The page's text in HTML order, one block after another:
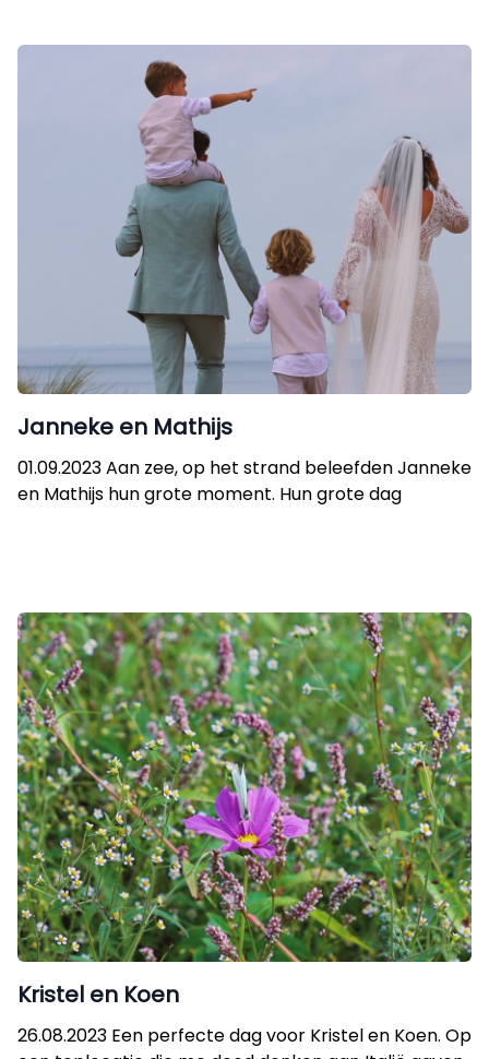
Janneke en Mathijs
01.09.2023 Aan zee, op het strand beleefden Janneke
en Mathijs hun grote moment. Hun grote dag
Kristel en Koen
26.08.2023 Een perfecte dag voor Kristel en Koen. Op